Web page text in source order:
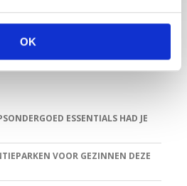
OK
leukste online (winkel)straatje
ESSENTIALS HAD JE
VOOR GEZINNEN DEZE